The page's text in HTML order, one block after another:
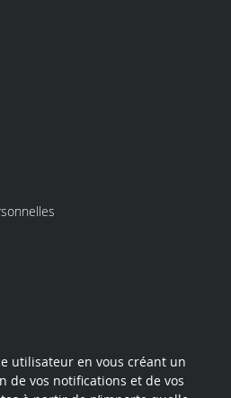
utilisateur en vous créant un
de vos notifications et de vos